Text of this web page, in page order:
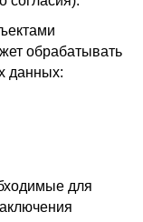
обрабатывать
данных:
для